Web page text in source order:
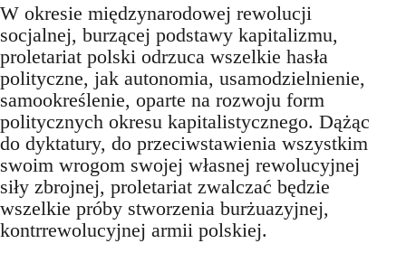
W okresie międzynarodowej rewolucji
socjalnej, burzącej podstawy kapitalizmu,
proletariat polski odrzuca wszelkie hasła
polityczne, jak autonomia, usamodzielnienie,
samookreślenie, oparte na rozwoju form
politycznych okresu kapitalistycznego. Dążąc
do dyktatury, do przeciwstawienia wszystkim
swoim wrogom swojej własnej rewolucyjnej
siły zbrojnej, proletariat zwalczać będzie
wszelkie próby stworzenia burżuazyjnej,
kontrrewolucyjnej armii polskiej.